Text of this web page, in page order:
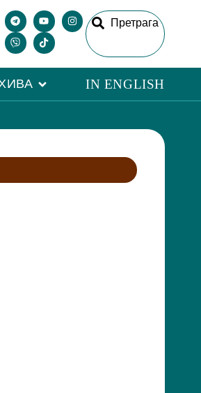
Претрага
IN ENGLISH